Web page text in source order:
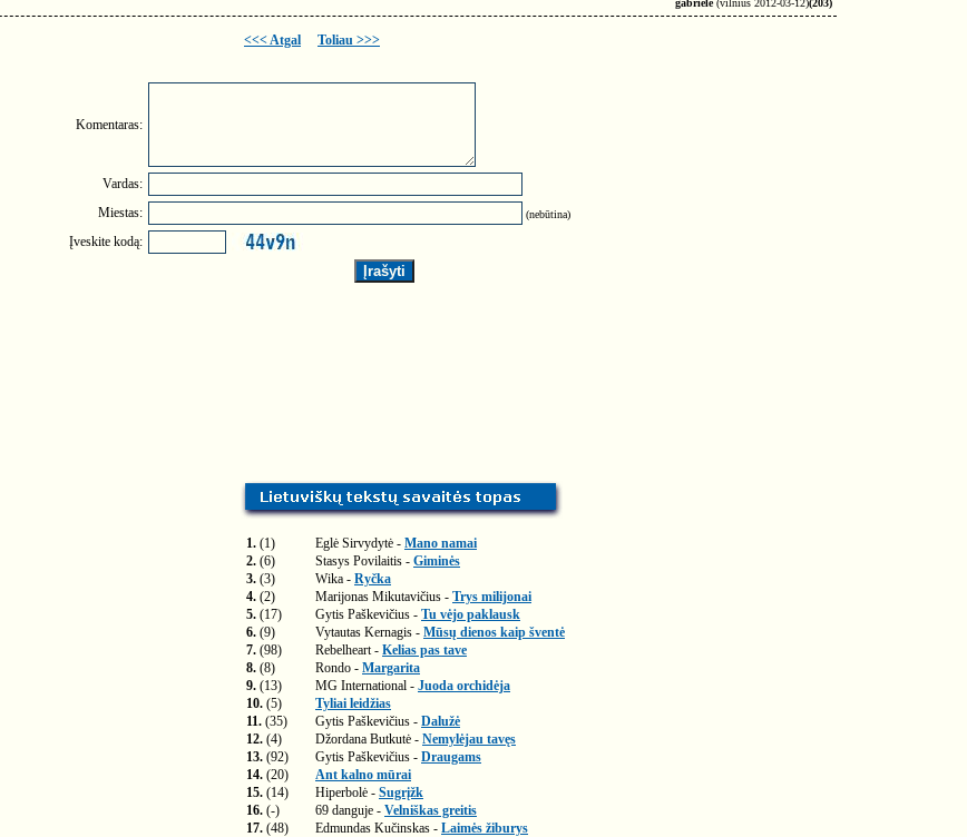
gabriele(vilnius 2012-03-12)(203)
<<< Atgal Toliau >>>
Komentaras:
Vardas:
Miestas:
(nebūtina)
Įveskite kodą:
1. (1) Eglė Sirvydytė - Mano namai
2. (6) Stasys Povilaitis - Giminės
3. (3) Wika - Ryčka
4. (2) Marijonas Mikutavičius - Trys milijonai
5. (17) Gytis Paškevičius - Tu vėjo paklausk
6. (9) Vytautas Kernagis - Mūsų dienos kaip šventė
7. (98) Rebelheart - Kelias pas tave
8. (8) Rondo - Margarita
9. (13) MG International - Juoda orchidėja
10. (5)
Tyliai leidžias
11. (35) Gytis Paškevičius - Dalužė
12. (4) Džordana Butkutė - Nemylėjau tavęs
13. (92) Gytis Paškevičius - Draugams
14. (20)
Ant kalno mūrai
15. (14) Hiperbolė - Sugrįžk
16. (-) 69 danguje - Velniškas greitis
17. (48) Edmundas Kučinskas - Laimės žiburys